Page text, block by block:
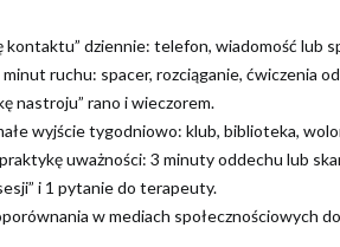
kontaktu” dziennie: telefon, wiadomość lub
ruchu: spacer, rozciąganie, ćwiczenia
nastroju” rano i wieczorem.
wyjście tygodniowo: klub, biblioteka,
uważności: 3 minuty oddechu lub
i 1 pytanie do terapeuty.
w mediach społecznościowych